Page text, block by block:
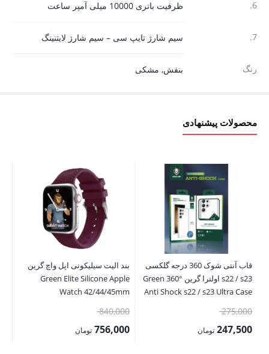
6. ظرفیت باتری 10000 میلی آمپر ساعت
7. سیم شارژ تایپ سی – سیم شارژ لایتنینگ
رنگ بنفش, مشکی
محصولات پیشنهادی
قاب آنتی شوک 360 درجه گلکسی
s22 / s23 اولترا گرین Green 360°
Anti Shock s22 / s23 Ultra Case
275,000قیمت
اصلی:247,500 تومان
بند الیت سیلیکونی اپل واچ گرین
Green Elite Silicone Apple
Watch 42/44/45mm
840,000قیمت
اصلی:756,000 تومان